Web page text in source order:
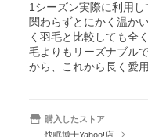
1シーズン実際に利用
関わらずとにかく温か
く羽毛と比較しても全
毛よりもリーズナブル
から、これから長く愛
購入したストア
快眠博士Yahoo!店